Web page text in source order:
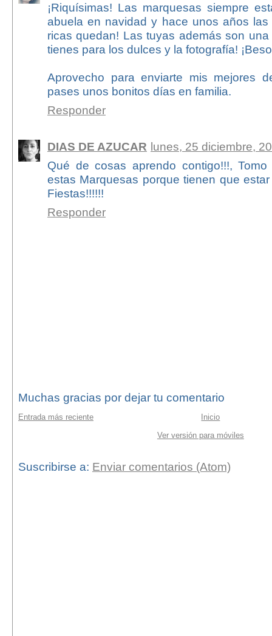
¡Riquísimas! Las marquesas siempre
abuela en navidad y hace unos años las
ricas quedan! Las tuyas además son una
tienes para los dulces y la fotografía!
Aprovecho para enviarte mis mejores
pases unos bonitos días en familia.
Responder
DIAS DE AZUCAR lunes, 25 diciembre,
Qué de cosas aprendo contigo!!!,
estas Marquesas porque tienen que
Fiestas!!!!!!
Responder
Muchas gracias por dejar tu comentario
Entrada más reciente
Inicio
Ver versión para móviles
Suscribirse a: Enviar comentarios (Atom)